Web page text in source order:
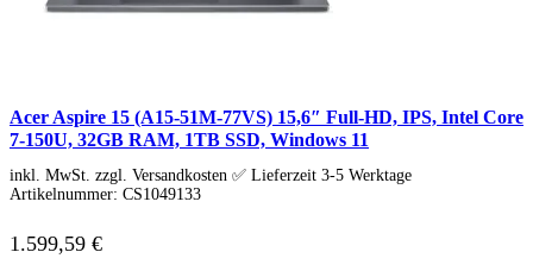
Acer Aspire 15 (A15-51M-77VS) 15,6″ Full-HD, IPS, Intel Core
7-150U, 32GB RAM, 1TB SSD, Windows 11
inkl. MwSt. zzgl. Versandkosten ✅ Lieferzeit 3-5 Werktage
Artikelnummer: CS1049133
1.599,59 €